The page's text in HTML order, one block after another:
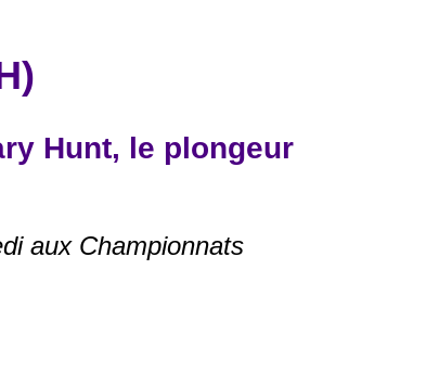
Hunt, le plongeur
aux Championnats